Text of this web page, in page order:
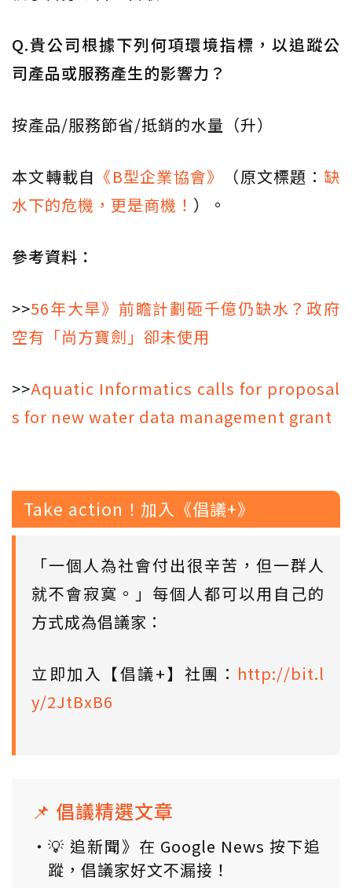
Q.貴公司根據下列何項環境指標，以追蹤公
司產品或服務產生的影響力？
按產品/服務節省/抵銷的水量（升）
本文轉載自 《B型企業協會》 （原文標題： 缺
水下的危機，更是商機！ ）。
參考資料：
>>56年大旱》前瞻計劃砸千億仍缺水？政府
空有「尚方寶劍」卻未使用
>>Aquatic Informatics calls for proposal
s for new water data management grant
Take action！加入《倡議+》
「一個人為社會付出很辛苦，但一群人
就不會寂寞。」每個人都可以用自己的
方式成為倡議家：
立即加入【倡議+】社團： http://bit.l
y/2JtBxB6
📌 倡議精選文章
💡 追新聞》在 Google News 按下追
蹤，倡議家好文不漏接！